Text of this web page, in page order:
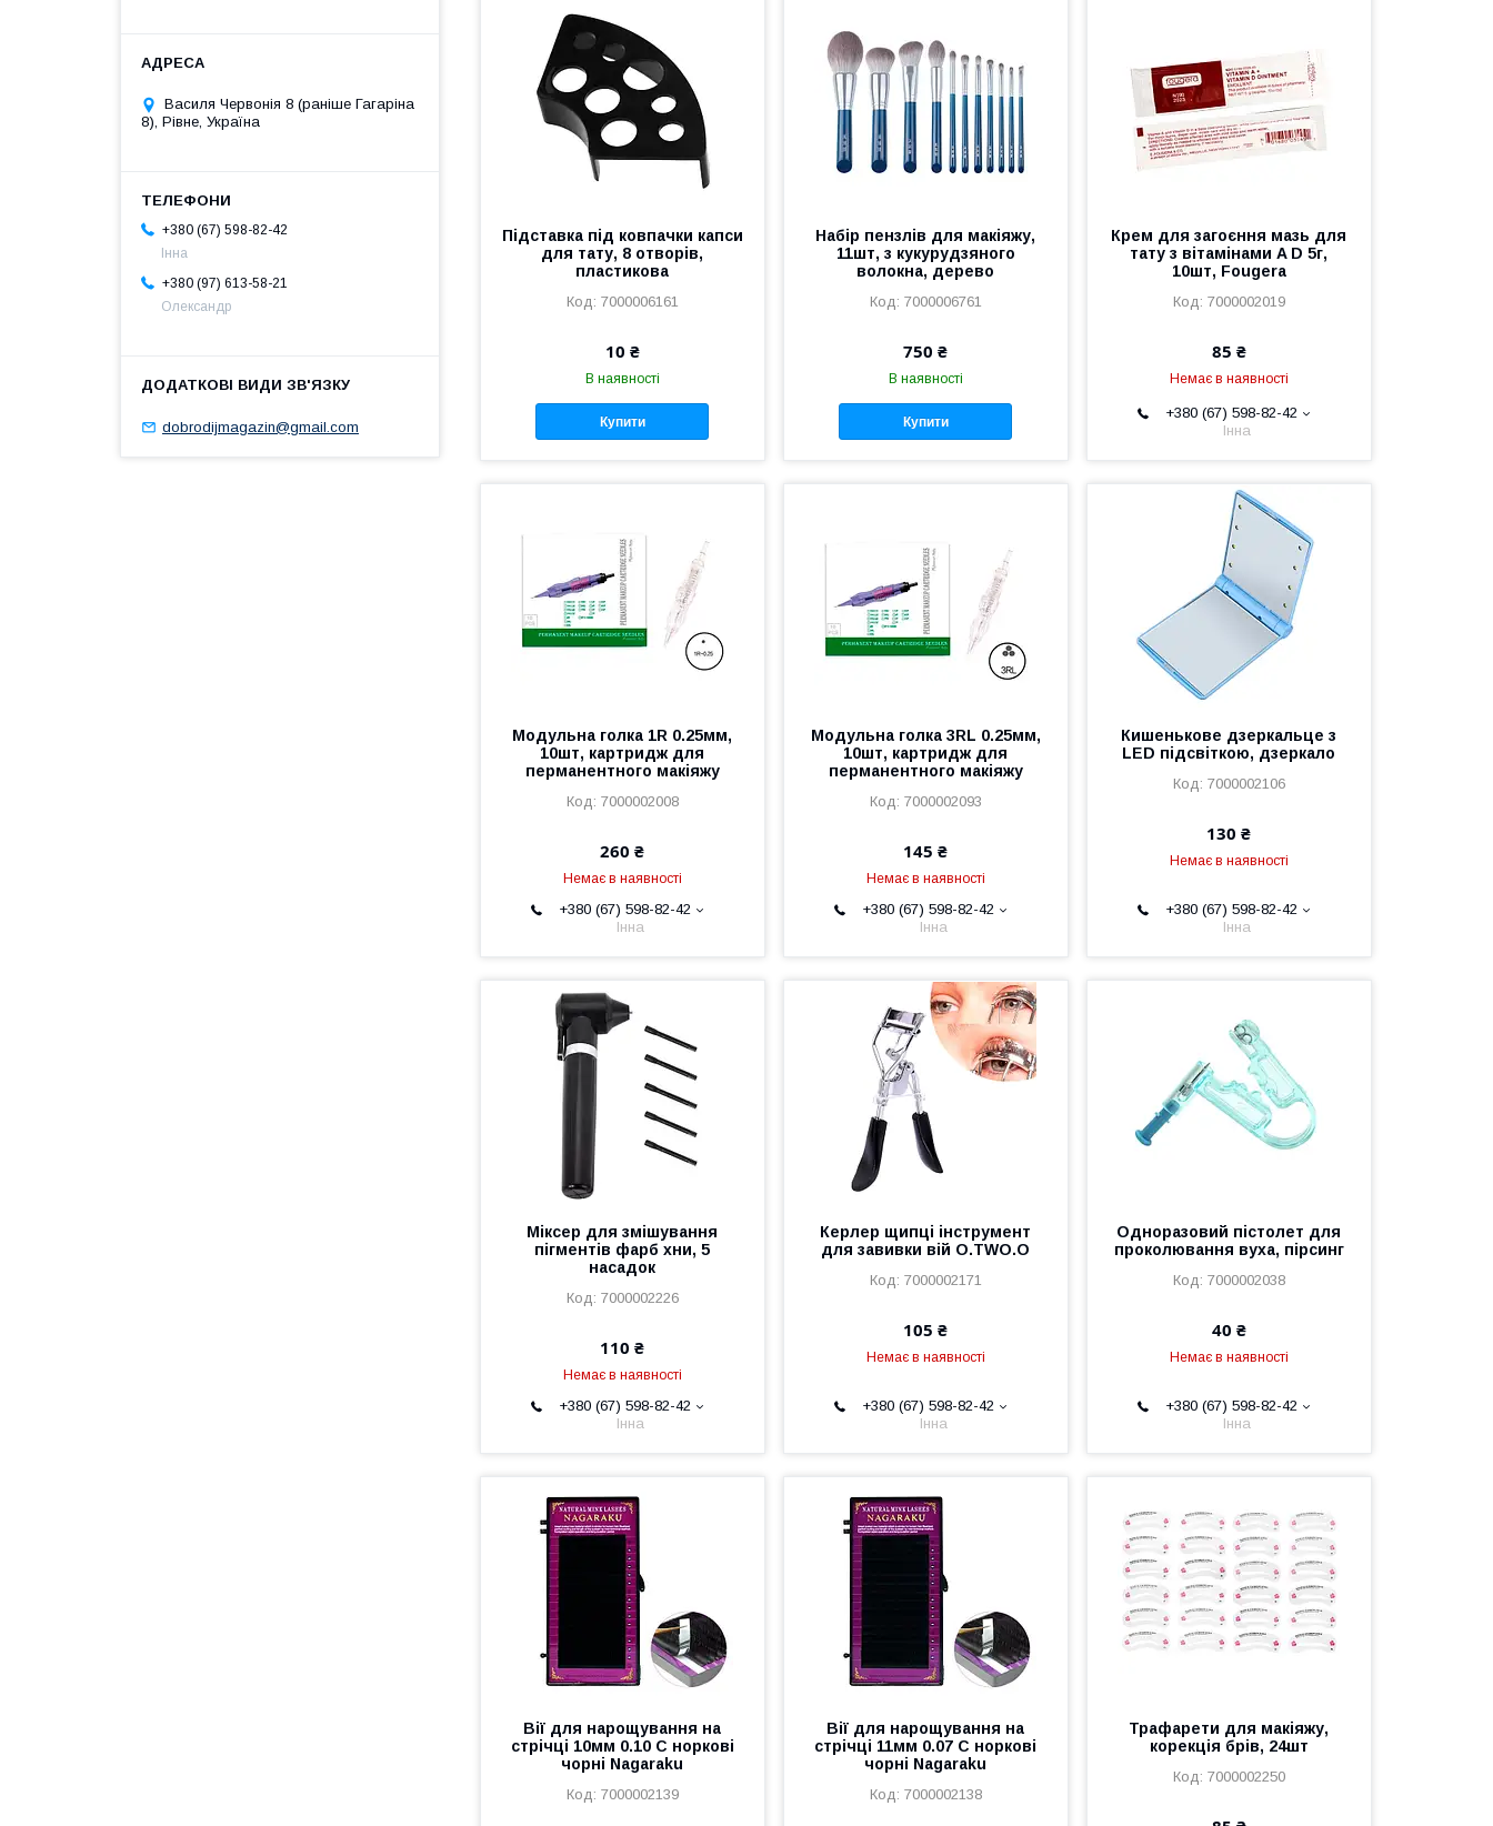
Підставка під ковпачки капси
для тату, 8 отворів,
пластикова
7000006161
10 ₴
В наявності
Купити
Набір пензлів для макіяжу,
11шт, з кукурудзяного
волокна, дерево
7000006761
750 ₴
В наявності
Купити
Крем для загоєння мазь для
тату з вітамінами A D 5г,
10шт, Fougera
7000002019
85 ₴
Немає в наявності
+380 (67) 598-82-42
Інна
Модульна голка 1R 0.25мм,
10шт, картридж для
перманентного макіяжу
7000002008
260 ₴
Немає в наявності
+380 (67) 598-82-42
Інна
Модульна голка 3RL 0.25мм,
10шт, картридж для
перманентного макіяжу
7000002093
145 ₴
Немає в наявності
+380 (67) 598-82-42
Інна
Кишенькове дзеркальце з
LED підсвіткою, дзеркало
7000002106
130 ₴
Немає в наявності
+380 (67) 598-82-42
Інна
Міксер для змішування
пігментів фарб хни, 5
насадок
7000002226
110 ₴
Немає в наявності
+380 (67) 598-82-42
Інна
Керлер щипці інструмент
для завивки вій O.TWO.O
7000002171
105 ₴
Немає в наявності
+380 (67) 598-82-42
Інна
Одноразовий пістолет для
проколювання вуха, пірсинг
7000002038
40 ₴
Немає в наявності
+380 (67) 598-82-42
Інна
Вії для нарощування на
стрічці 10мм 0.10 С норкові
чорні Nagaraku
7000002139
Вії для нарощування на
стрічці 11мм 0.07 С норкові
чорні Nagaraku
7000002138
Трафарети для макіяжу,
корекція брів, 24шт
7000002250
Василя Червонія 8 (раніше Гагаріна
8), Рівне, Україна
+380 (67) 598-82-42
Інна
+380 (97) 613-58-21
Олександр
dobrodijmagazin@gmail.com